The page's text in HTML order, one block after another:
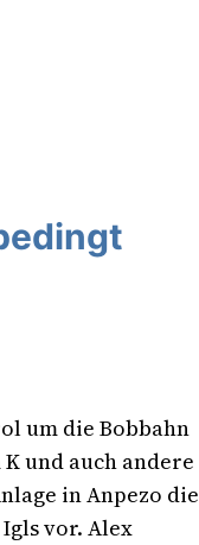
um die Bobbahn
und auch andere
in Anpezo die
vor. Alex